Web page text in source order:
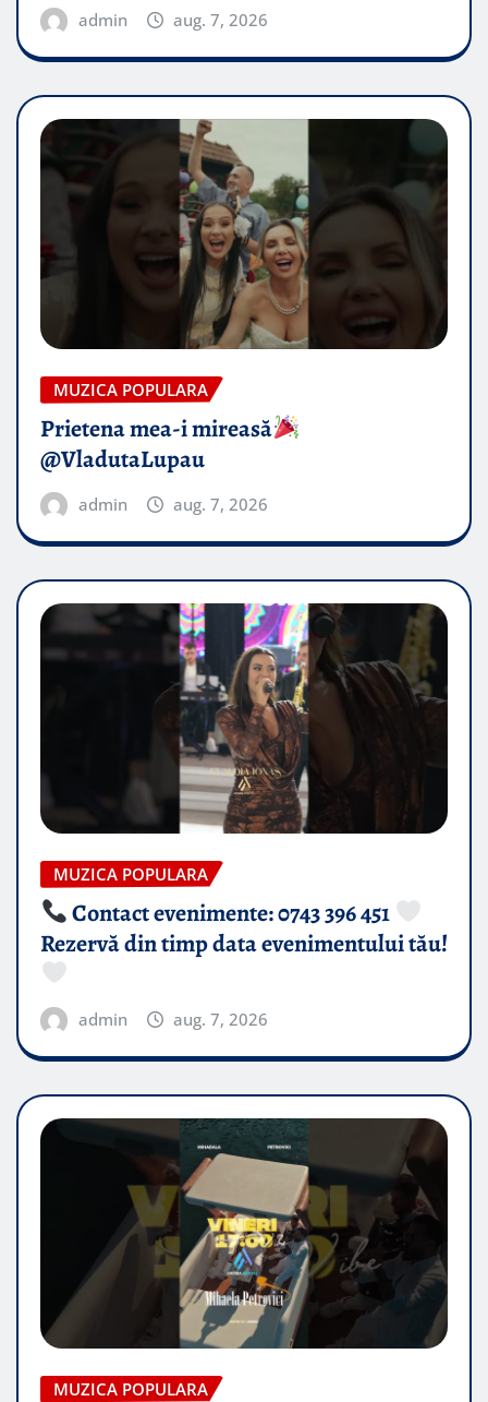
admin aug. 7, 2026
MUZICA POPULARA
Prietena mea-i mireasă​
@VladutaLupau
admin aug. 7, 2026
MUZICA POPULARA
Contact evenimente: 0743 396 451
Rezervă din timp data evenimentului tău!
admin aug. 7, 2026
MUZICA POPULARA